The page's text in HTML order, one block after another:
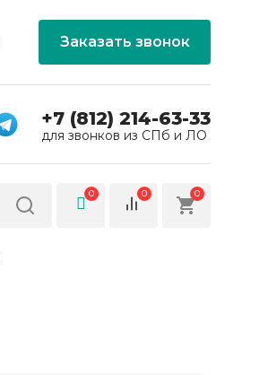
Заказать звонок
+7 (812) 214-63-33
для звонков из СПб и ЛО
0 0 0